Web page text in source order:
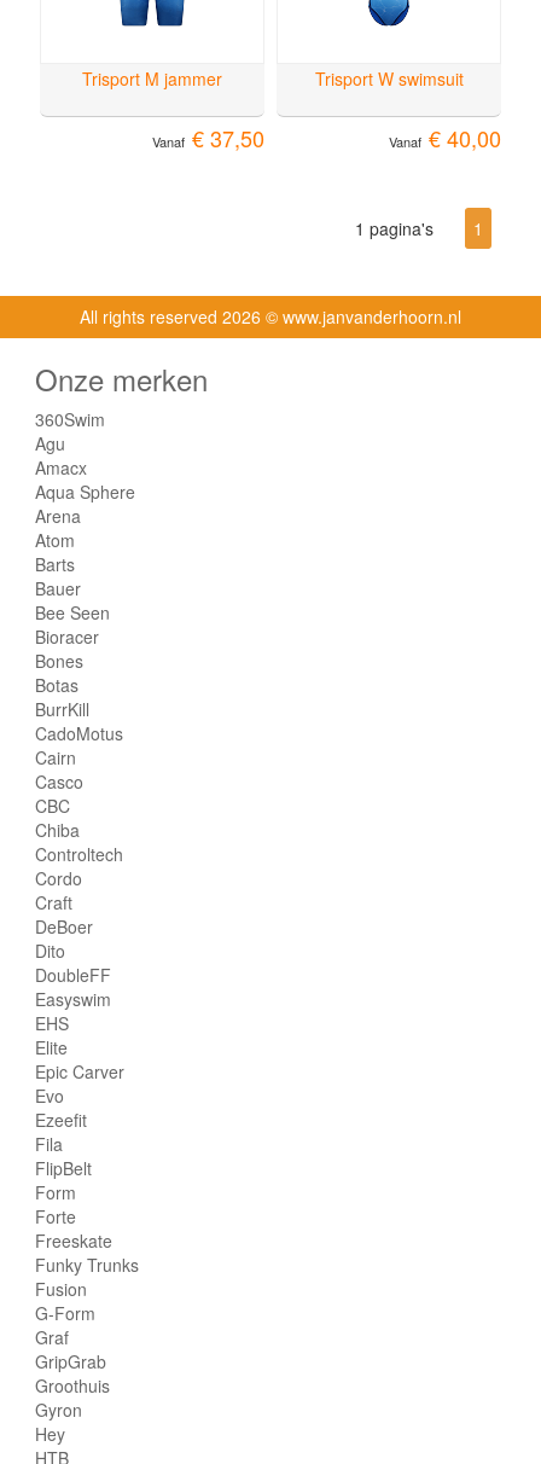
Trisport M jammer
Vanaf € 37,50
Trisport W swimsuit
Vanaf € 40,00
1 pagina's 1
All rights reserved 2026 © www.janvanderhoorn.nl
Onze merken
360Swim
Agu
Amacx
Aqua Sphere
Arena
Atom
Barts
Bauer
Bee Seen
Bioracer
Bones
Botas
BurrKill
CadoMotus
Cairn
Casco
CBC
Chiba
Controltech
Cordo
Craft
DeBoer
Dito
DoubleFF
Easyswim
EHS
Elite
Epic Carver
Evo
Ezeefit
Fila
FlipBelt
Form
Forte
Freeskate
Funky Trunks
Fusion
G-Form
Graf
GripGrab
Groothuis
Gyron
Hey
HTB